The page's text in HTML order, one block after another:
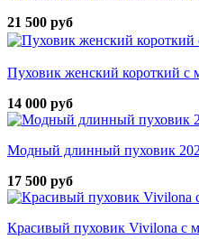
21 500 руб
Пуховик женский короткий с
14 000 руб
Модный длинный пуховик
17 500 руб
Красивый пуховик Vivilona с